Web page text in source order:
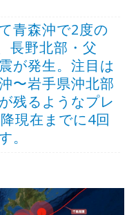
青森沖で2度の
長野北部・父
が発生。注目は
〜岩手県沖北部
残るようなプレ
現在までに4回
。